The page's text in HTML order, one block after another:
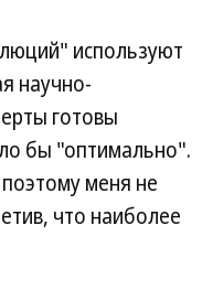
используют
научно-
готовы
бы "оптимально".
меня не
что наиболее